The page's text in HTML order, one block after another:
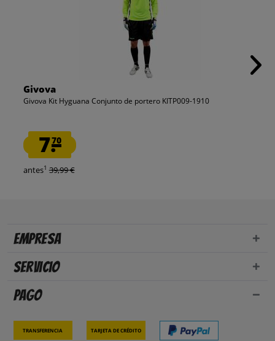
Givova
Givova Kit Hyguana Conjunto de portero KITP009-1910
7.70
antes1 39,99 €
Empresa
Servicio
Pago
Transferencia Tarjeta de crédito